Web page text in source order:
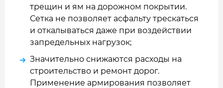
трещин и ям на дорожном покрытии.
Сетка не позволяет асфальту трескаться
и откалываться даже при воздействии
запредельных нагрузок;
Значительно снижаются расходы на
строительство и ремонт дорог.
Применение армирования позволяет